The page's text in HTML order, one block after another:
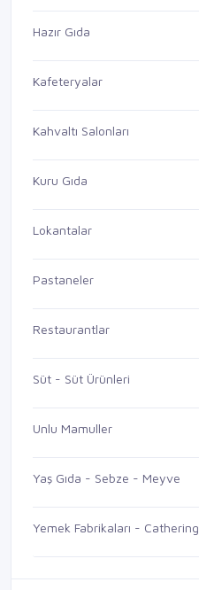
Hazır Gıda
Kafeteryalar
Kahvaltı Salonları
Kuru Gıda
Lokantalar
Pastaneler
Restaurantlar
Süt - Süt Ürünleri
Unlu Mamuller
Yaş Gıda - Sebze - Meyve
Yemek Fabrikaları - Cathering